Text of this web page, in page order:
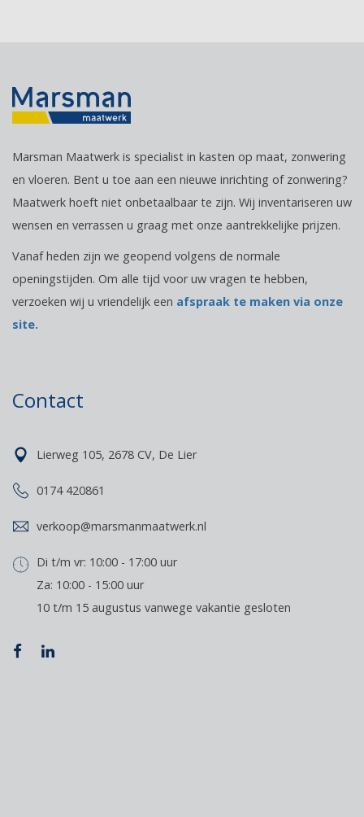
Marsman Maatwerk is specialist in kasten op maat, zonwering
en vloeren. Bent u toe aan een nieuwe inrichting of zonwering?
Maatwerk hoeft niet onbetaalbaar te zijn. Wij inventariseren uw
wensen en verrassen u graag met onze aantrekkelijke prijzen.
Vanaf heden zijn we geopend volgens de normale
openingstijden. Om alle tijd voor uw vragen te hebben,
verzoeken wij u vriendelijk een afspraak te maken via onze
site.
Contact
Lierweg 105, 2678 CV, De Lier
0174 420861
verkoop@marsmanmaatwerk.nl
Di t/m vr: 10:00 - 17:00 uur
Za: 10:00 - 15:00 uur
10 t/m 15 augustus vanwege vakantie gesloten